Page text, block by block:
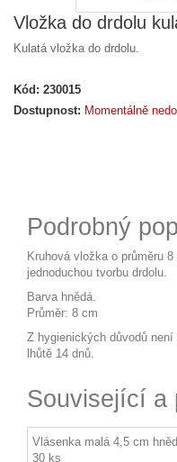
Vložka do drdolu
Kulatá vložka do drdolu.
Kód: 230015
Dostupnost: Momentálně
Podrobný
Kruhová vložka o průměru
jednoduchou tvorbu drdolu.
Barva hnědá.
Průměr: 8 cm
Z hygienických důvodů
lhůtě 14 dnů.
Související a
Vlásenka malá 4,5 cm
30 ks